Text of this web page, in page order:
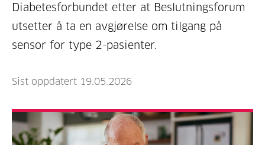
Diabetesforbundet etter at Beslutningsforum
utsetter å ta en avgjørelse om tilgang på
sensor for type 2-pasienter.
Sist oppdatert 19.05.2026